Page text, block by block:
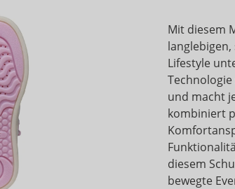
Mit diesem
Lifestyle
und macht
kombiniert
diesem
bewegte